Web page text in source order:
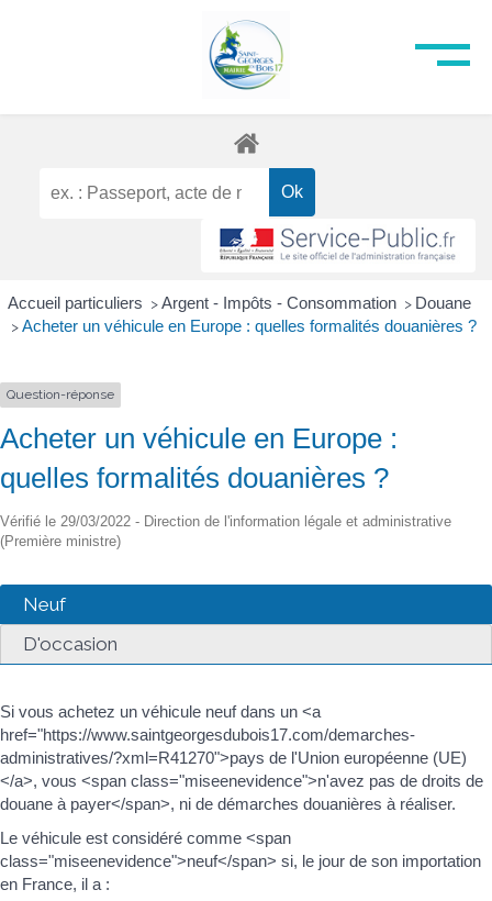
Accueil particuliers > Argent - Impôts - Consommation > Douane
> Acheter un véhicule en Europe : quelles formalités douanières ?
Question-réponse
Acheter un véhicule en Europe :
quelles formalités douanières ?
Vérifié le 29/03/2022 - Direction de l'information légale et administrative
(Première ministre)
Neuf
D'occasion
Si vous achetez un véhicule neuf dans un <a
href="https://www.saintgeorgesdubois17.com/demarches-
administratives/?xml=R41270">pays de l'Union européenne (UE)
</a>, vous <span class="miseenevidence">n'avez pas de droits de
douane à payer</span>, ni de démarches douanières à réaliser.
Le véhicule est considéré comme <span
class="miseenevidence">neuf</span> si, le jour de son importation
en France, il a :